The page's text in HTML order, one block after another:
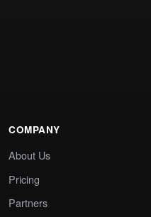
COMPANY
About Us
Pricing
Partners